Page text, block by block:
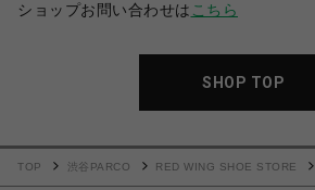
ショップお問い合わせは こちら
SHOP TOP
TOP 渋谷PARCO RED WING SHOE STORE